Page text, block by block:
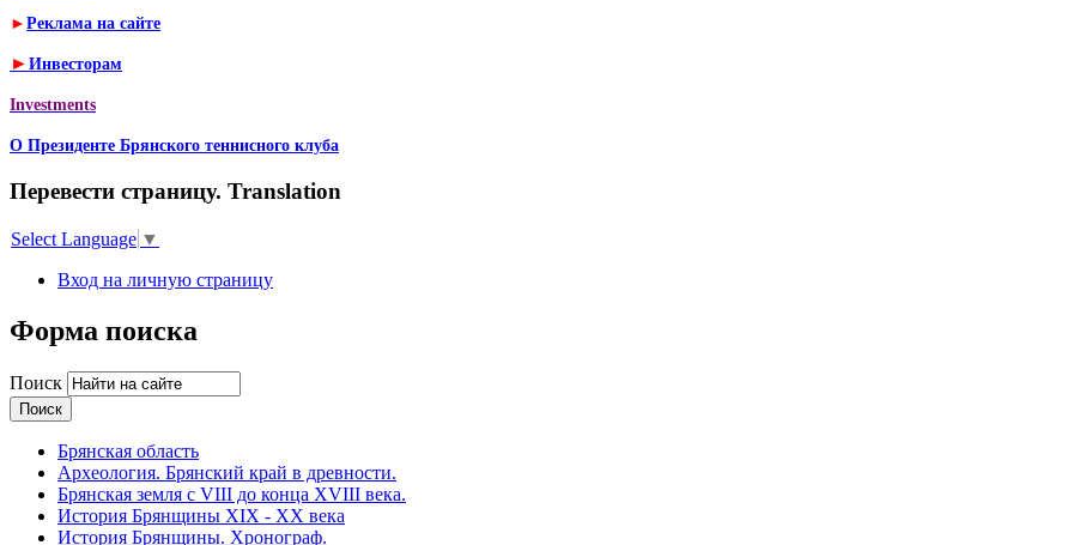
► Реклама на сайте
► Инвесторам
Investments
О Президенте Брянского теннисного клуба
Перевести страницу. Translation
Select Language ▼
Вход на личную страницу
Форма поиска
Поиск
Брянская область
Археология. Брянский край в древности.
Брянская земля с VIII до конца XVIII века.
История Брянщины XIX - XX века
История Брянщины. Хронограф.